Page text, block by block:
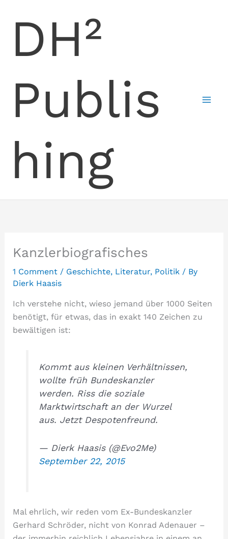
DH²
Publis
hing
Kanzlerbiografisches
1 Comment / Geschichte, Literatur, Politik/ By
Dierk Haasis
Ich verstehe nicht, wieso jemand über 1000 Seiten
benötigt, für etwas, das in exakt 140 Zeichen zu
bewältigen ist:
Kommt aus kleinen Verhältnissen,
wollte früh Bundeskanzler
werden. Riss die soziale
Marktwirtschaft an der Wurzel
aus. Jetzt Despotenfreund.
— Dierk Haasis (@Evo2Me)
September 22, 2015
Mal ehrlich, wir reden vom Ex-Bundeskanzler
Gerhard Schröder, nicht von Konrad Adenauer –